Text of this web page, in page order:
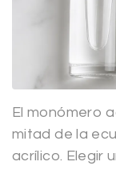
El monómero
mitad de la
acrílico. Elegir